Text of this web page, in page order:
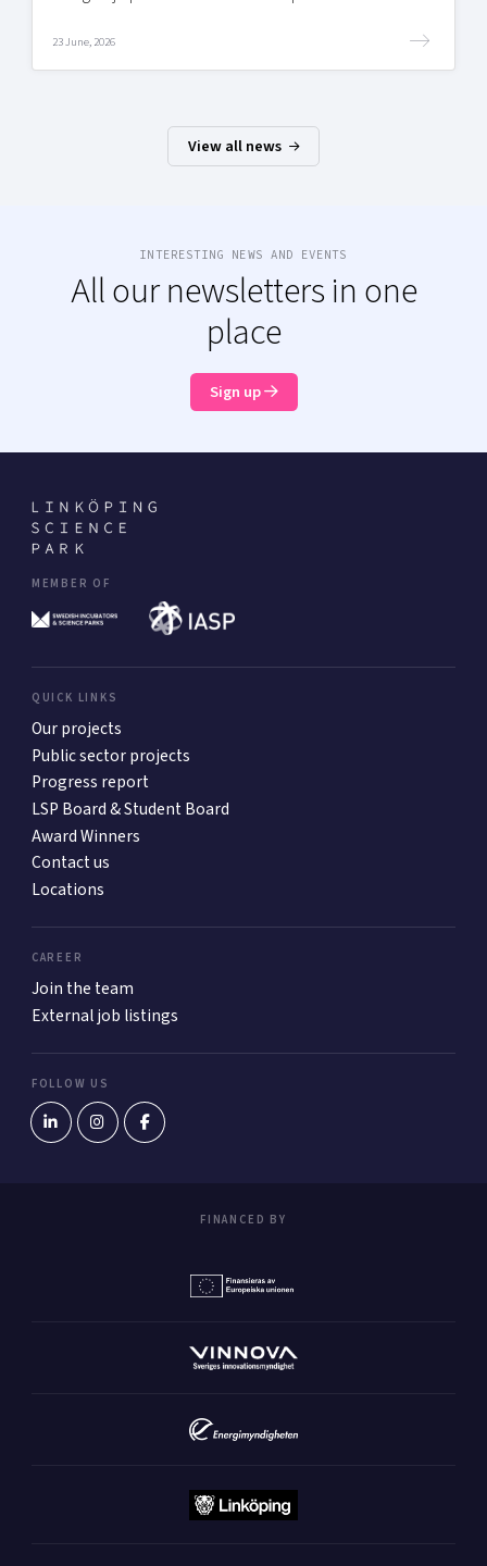
23 June, 2026
View all news
INTERESTING NEWS AND EVENTS
All our newsletters in one
place
Sign up
MEMBER OF
QUICK LINKS
Our projects
Public sector projects
Progress report
LSP Board & Student Board
Award Winners
Contact us
Locations
CAREER
Join the team
External job listings
FOLLOW US
FINANCED BY